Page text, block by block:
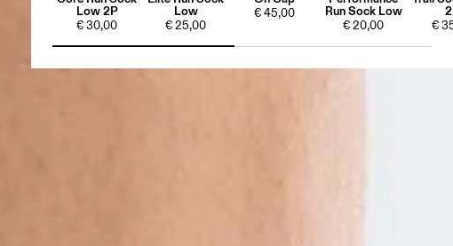
Low 2P
€ 30,00
Low
€ 25,00
€ 45,00
Run Sock Low
€ 20,00 €